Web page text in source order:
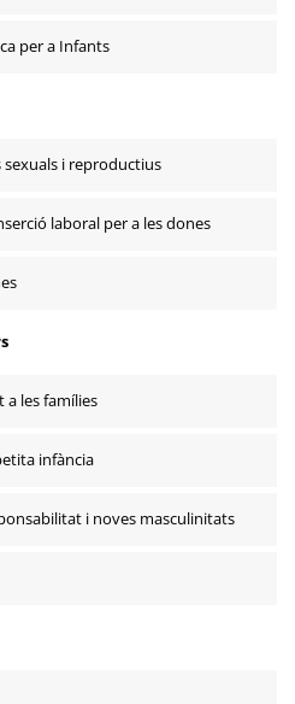
per a Infants
i reproductius
laboral per a les dones
a les famílies
infància
i noves masculinitats